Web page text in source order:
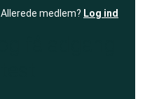
Allerede medlem? Log ind